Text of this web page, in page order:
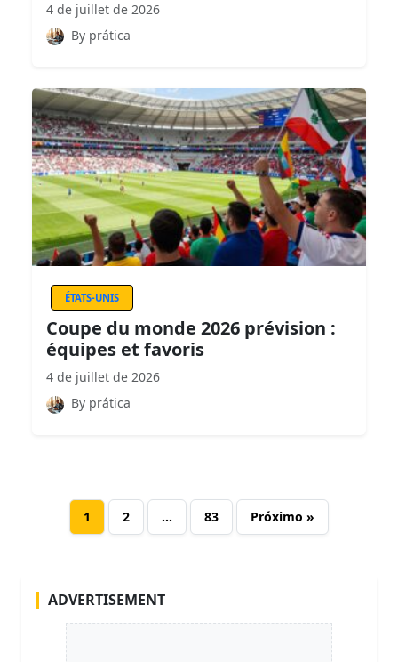
4 de juillet de 2026
By prática
ÉTATS-UNIS
Coupe du monde 2026 prévision :
équipes et favoris
4 de juillet de 2026
By prática
1 2 … 83 Próximo »
ADVERTISEMENT